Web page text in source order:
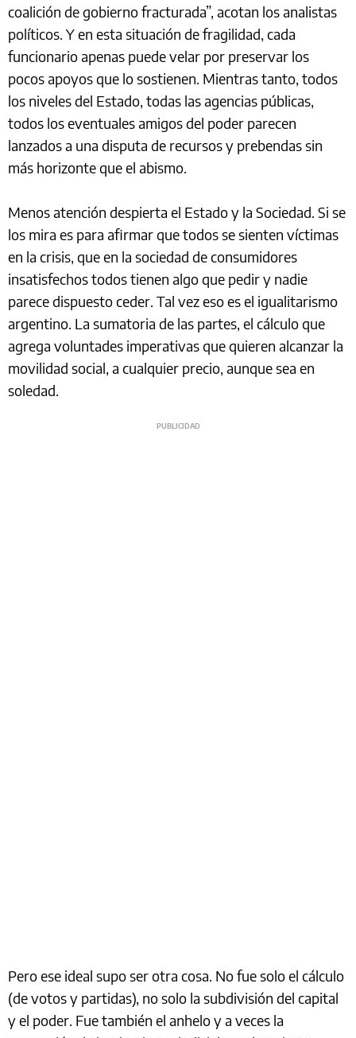
coalición de gobierno fracturada”, acotan los analistas
políticos. Y en esta situación de fragilidad, cada
funcionario apenas puede velar por preservar los
pocos apoyos que lo sostienen. Mientras tanto, todos
los niveles del Estado, todas las agencias públicas,
todos los eventuales amigos del poder parecen
lanzados a una disputa de recursos y prebendas sin
más horizonte que el abismo.
Menos atención despierta el Estado y la Sociedad. Si se
los mira es para afirmar que todos se sienten víctimas
en la crisis, que en la sociedad de consumidores
insatisfechos todos tienen algo que pedir y nadie
parece dispuesto ceder. Tal vez eso es el igualitarismo
argentino. La sumatoria de las partes, el cálculo que
agrega voluntades imperativas que quieren alcanzar la
movilidad social, a cualquier precio, aunque sea en
soledad.
Pero ese ideal supo ser otra cosa. No fue solo el cálculo
(de votos y partidas), no solo la subdivisión del capital
y el poder. Fue también el anhelo y a veces la